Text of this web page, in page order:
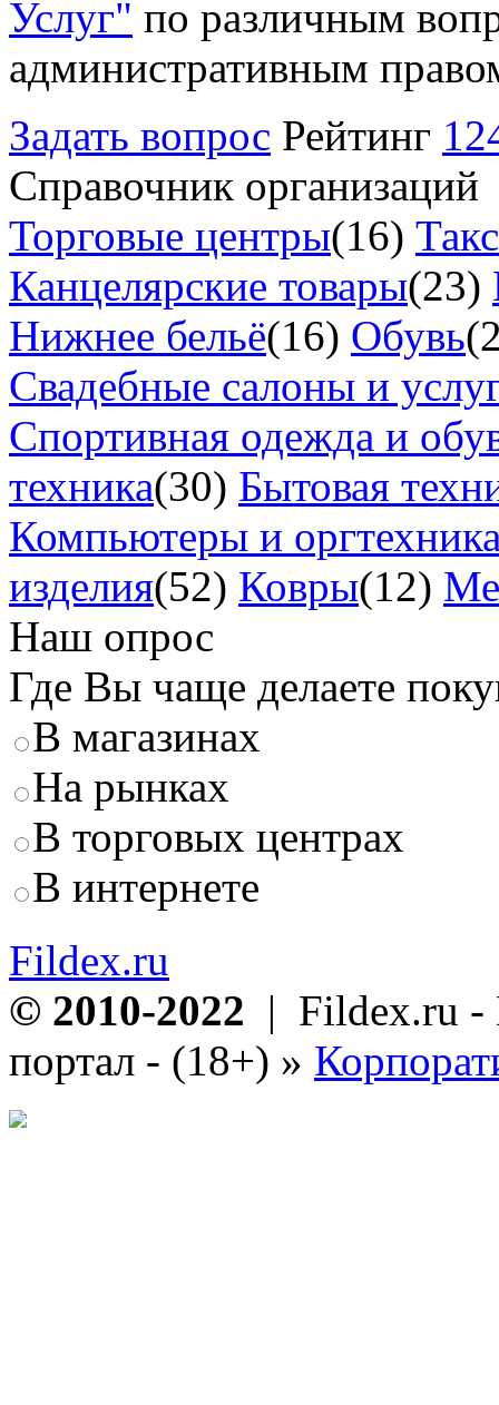
Услуг" по различным
административным
Задать вопрос Рейтинг
Справочник организаций
Торговые центры(16)
Канцелярские товары(23)
Нижнее бельё(16) Обувь
Свадебные салоны и
Спортивная одежда и
техника(30) Бытовая
Компьютеры и
изделия(52) Ковры(12)
Наш опрос
Где Вы чаще делаете
В магазинах
На рынках
В торговых центрах
В интернете
Fildex.ru
© 2010-2022 | Fildex.ru -
портал - (18+) »